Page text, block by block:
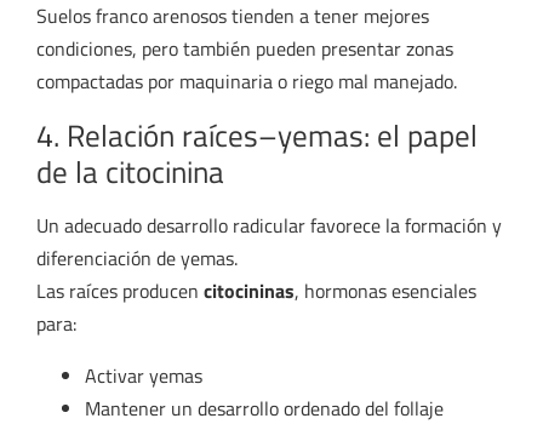
Suelos franco arenosos tienden a tener mejores
condiciones, pero también pueden presentar zonas
compactadas por maquinaria o riego mal manejado.
4. Relación raíces–yemas: el papel
de la citocinina
Un adecuado desarrollo radicular favorece la formación y
diferenciación de yemas.
Las raíces producen citocininas, hormonas esenciales
para:
Activar yemas
Mantener un desarrollo ordenado del follaje